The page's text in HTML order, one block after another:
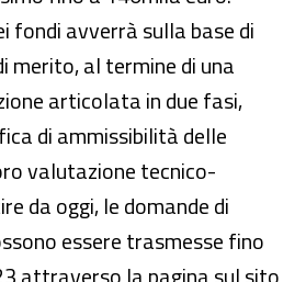
fondi avverrà sulla base di
merito, al termine di una
articolata in due fasi,
di ammissibilità delle
valutazione tecnico-
da oggi, le domande di
essere trasmesse fino